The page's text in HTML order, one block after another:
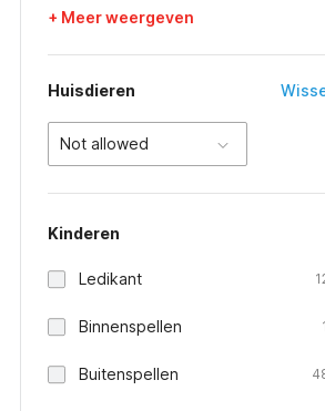
+ Meer weergeven
Huisdieren
Not allowed
Kinderen
Ledikant
Binnenspellen
Buitenspellen